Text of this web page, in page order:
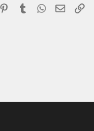
PinterestTumblr WhatsApp
Email